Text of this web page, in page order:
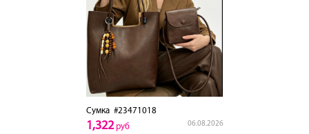
Сумка#23471018
06.08.2026
1,322руб